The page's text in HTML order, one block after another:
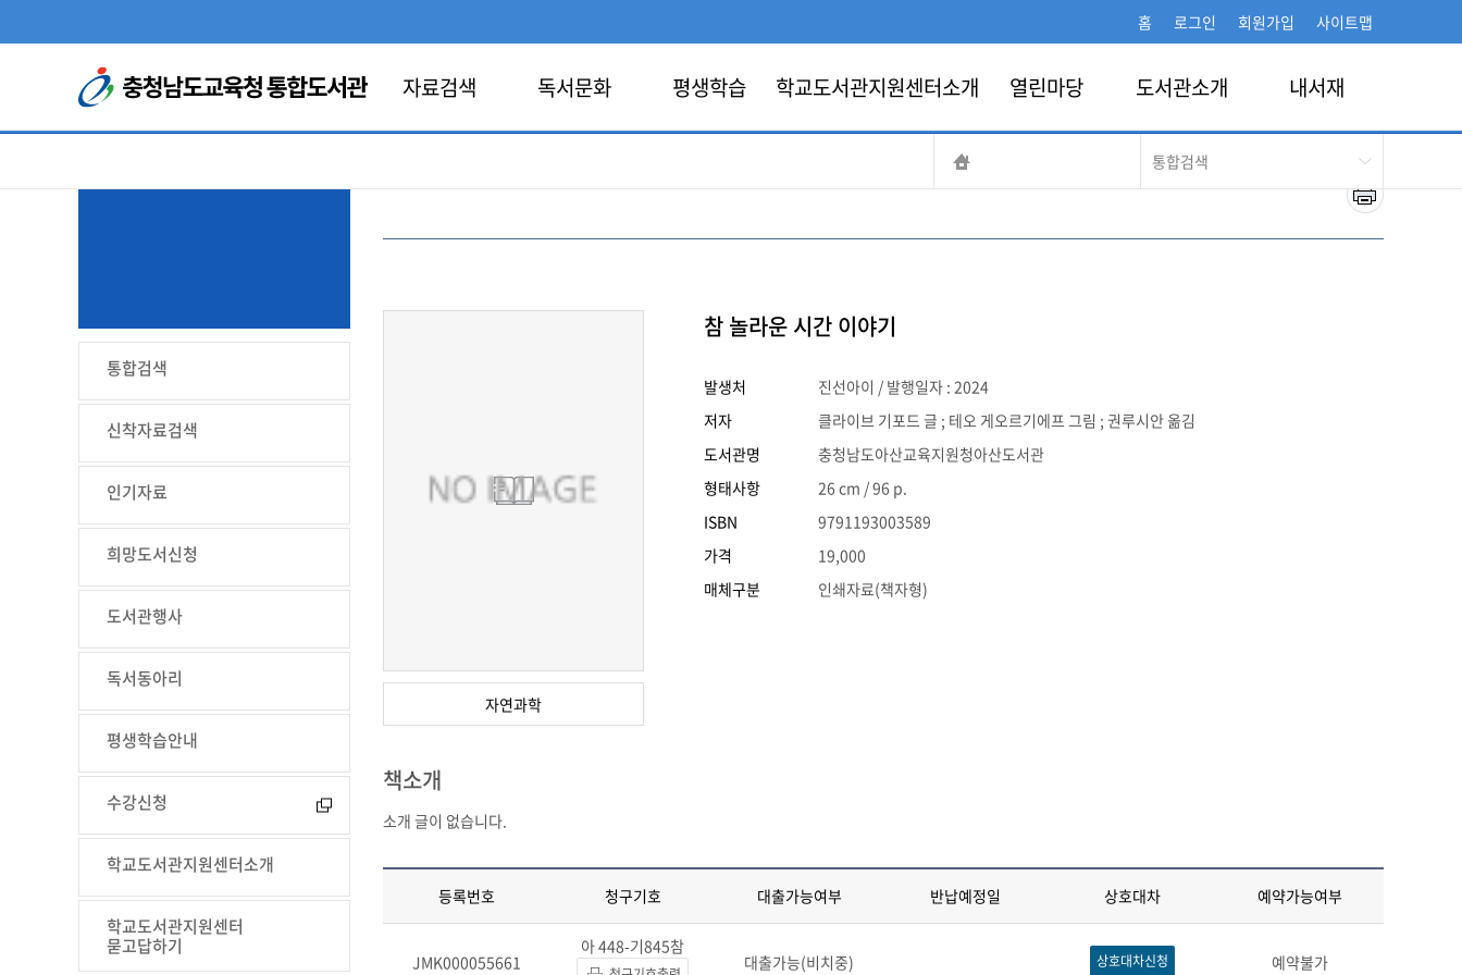
홈 로그인 회원가입 사이트맵
자료검색 독서문화 평생학습 학교도서관지원센터소개 열린마당 도서관소개 내서재
통합검색
신착자료검색
인기자료
희망도서신청
도서관행사
독서동아리
평생학습안내
수강신청
학교도서관지원센터소개
학교도서관지원센터
묻고답하기
자연과학
참 놀라운 시간 이야기
발생처
진선아이 / 발행일자 : 2024
저자
클라이브 기포드 글 ; 테오 게오르기에프 그림 ; 권루시안 옮김
도서관명
충청남도아산교육지원청아산도서관
형태사항
26 cm / 96 p.
ISBN
9791193003589
가격
19,000
매체구분
인쇄자료(책자형)
책소개
소개 글이 없습니다.
등록번호 청구기호 대출가능여부 반납예정일 상호대차 예약가능여부
JMK000055661
아 448-기845참
대출가능(비치중) 상호대차신청 예약불가